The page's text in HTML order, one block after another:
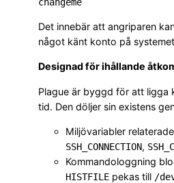
Det innebär att angriparen
något känt konto på
Designad för ihållande
Plague är byggd för att ligga
tid. Den döljer sin existens
Miljövariabler
SSH_CONNECTION,
Kommandologgning
HISTFILE pekas till /